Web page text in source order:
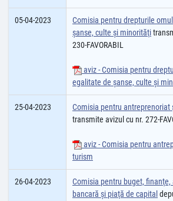
05-04-2023
Comisia pentru drepturile
șanse, culte şi minorităţi
230-FAVORABIL
aviz - Comisia pentru
egalitate de şanse, culte şi
25-04-2023
Comisia pentru antreprenoriat
transmite avizul cu nr. 272-
aviz - Comisia pentru
turism
26-04-2023
Comisia pentru buget, finanţe,
bancară şi piaţă de capital